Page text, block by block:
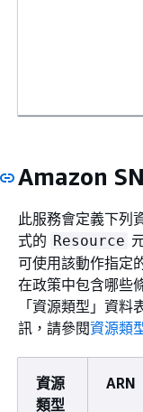
Amazon
此服務會定義下列
式的 Resource
可使用該動作指定
在政策中包含哪些
「資源類型」資
訊，請參閱資源類
資源
類型
ARN